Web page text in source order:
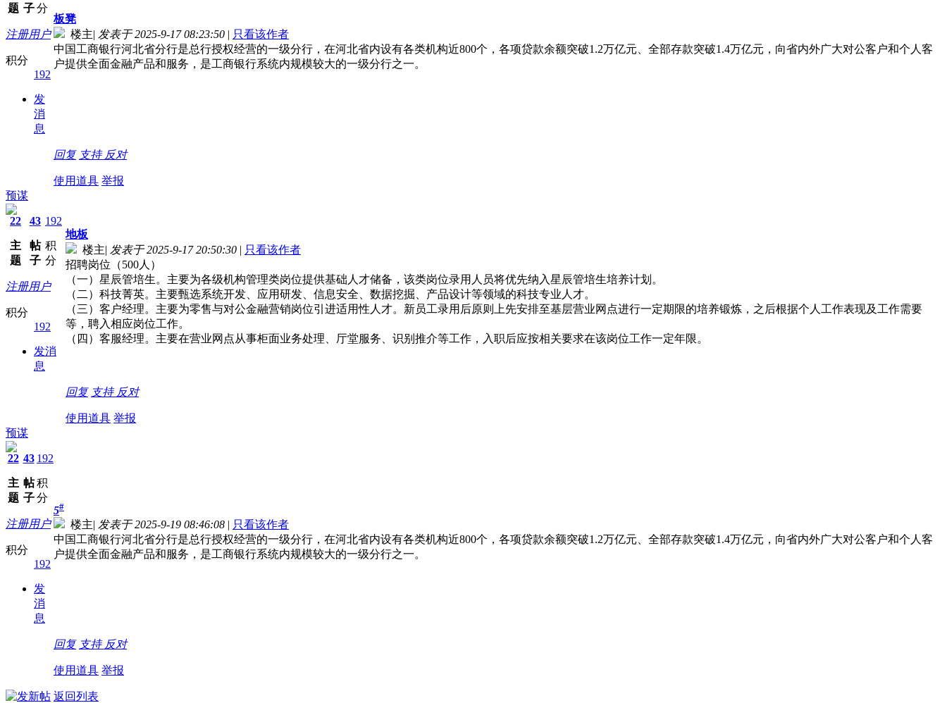
题 子 分
注册用户
积分
192
发
消
息
板凳
楼主| 发表于 2025-9-17 08:23:50 | 只看该作者
中国工商银行河北省分行是总行授权经营的一级分行，在河北省内设有各类机构近800个，各项贷款余额突破1.2万亿元、全部存款突破1.4万亿元，向省内外广大对公客户和个人客
户提供全面金融产品和服务，是工商银行系统内规模较大的一级分行之一。
回复 支持 反对
使用道具 举报
预谋
22
主
题
43
帖
子
192
积
分
注册用户
积分
192
发消
息
地板
楼主| 发表于 2025-9-17 20:50:30 | 只看该作者
招聘岗位（500人）
（一）星辰管培生。主要为各级机构管理类岗位提供基础人才储备，该类岗位录用人员将优先纳入星辰管培生培养计划。
（二）科技菁英。主要甄选系统开发、应用研发、信息安全、数据挖掘、产品设计等领域的科技专业人才。
（三）客户经理。主要为零售与对公金融营销岗位引进适用性人才。新员工录用后原则上先安排至基层营业网点进行一定期限的培养锻炼，之后根据个人工作表现及工作需要
等，聘入相应岗位工作。
（四）客服经理。主要在营业网点从事柜面业务处理、厅堂服务、识别推介等工作，入职后应按相关要求在该岗位工作一定年限。
回复 支持 反对
使用道具 举报
预谋
22
主
题
43
帖
子
192
积
分
注册用户
积分
192
发
消
息
5#
楼主| 发表于 2025-9-19 08:46:08 | 只看该作者
中国工商银行河北省分行是总行授权经营的一级分行，在河北省内设有各类机构近800个，各项贷款余额突破1.2万亿元、全部存款突破1.4万亿元，向省内外广大对公客户和个人客
户提供全面金融产品和服务，是工商银行系统内规模较大的一级分行之一。
回复 支持 反对
使用道具 举报
返回列表